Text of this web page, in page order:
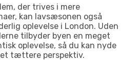
der trives i mere
kan lavsæsonen også
oplevelse i London. Uden
tilbyder byen en meget
oplevelse, så du kan nyde
tættere perspektiv.